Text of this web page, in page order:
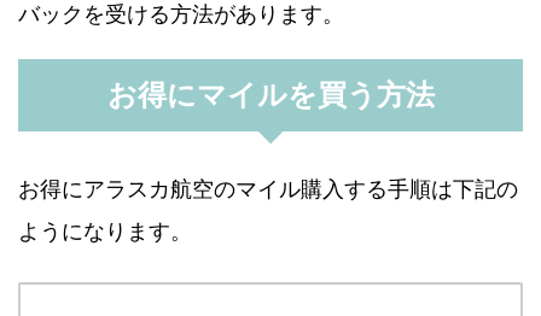
バックを受ける方法があります。
お得にマイルを買う方法
お得にアラスカ航空のマイル購入する手順は下記の
ようになります。